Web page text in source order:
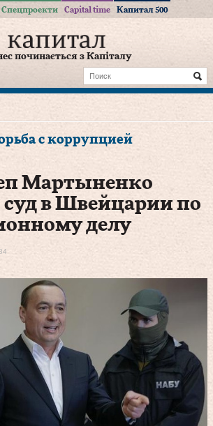
Спецпроекти Capital time Капитал 500
починається з Капіталу
с коррупцией
Мартыненко
суд в Швейцарии по
делу